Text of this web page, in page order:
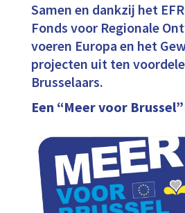
Samen en dankzij het
Fonds voor Regionale
voeren Europa en het
projecten uit ten
Brusselaars.
Een “Meer voor